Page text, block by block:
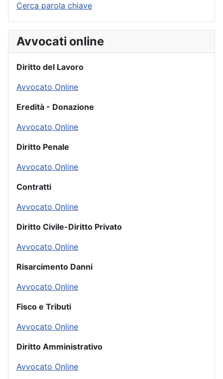
Cerca parola chiave
Avvocati online
Diritto del Lavoro
Avvocato Online
Eredità - Donazione
Avvocato Online
Diritto Penale
Avvocato Online
Contratti
Avvocato Online
Diritto Civile-Diritto Privato
Avvocato Online
Risarcimento Danni
Avvocato Online
Fisco e Tributi
Avvocato Online
Diritto Amministrativo
Avvocato Online